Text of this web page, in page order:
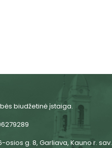
biudžetinė įstaiga.
osios g. 8, Garliava, Kauno r. sav.